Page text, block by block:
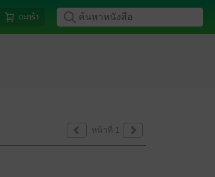
ตะกร้า
หน้าที่ 1